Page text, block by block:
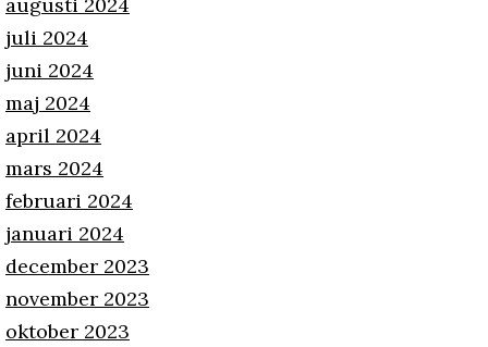
augusti 2024
juli 2024
juni 2024
maj 2024
april 2024
mars 2024
februari 2024
januari 2024
december 2023
november 2023
oktober 2023